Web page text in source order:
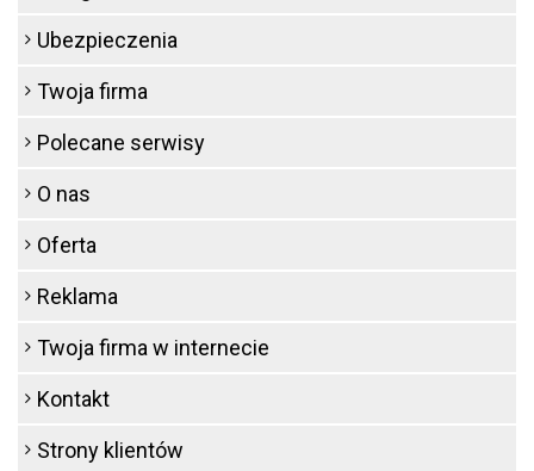
Ubezpieczenia
Twoja firma
Polecane serwisy
O nas
Oferta
Reklama
Twoja firma w internecie
Kontakt
Strony klientów